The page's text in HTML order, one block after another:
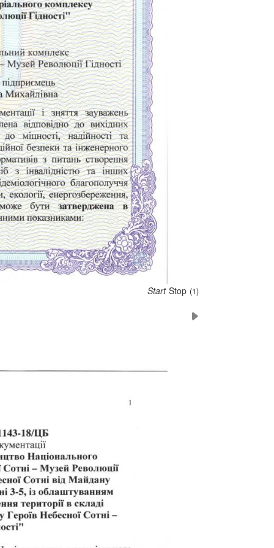
Start Stop (6)